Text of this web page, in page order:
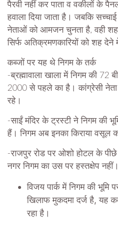
पैरवी नहीं कर पाता व वकीलों के
हवाला दिया जाता है। जबकि
नेताओं को आमजन चुनता है, वही
सिर्फ अतिक्रमणकारियों को शह देने
कब्जों पर यह थे निगम के तर्क
-ब्रह्मावाला खाला में निगम की 72
2000 से पहले का है। कांग्रेसी
रहे।
-साईं मंदिर के ट्रस्टी ने निगम की
हैं। निगम अब इनका किराया वसूल
-राजपुर रोड पर ओशो होटल के
नगर निगम का उस पर हस्तक्षेप नहीं।
विजय पार्क में निगम की
खिलाफ मुकदमा दर्ज है, यह
रहा है।